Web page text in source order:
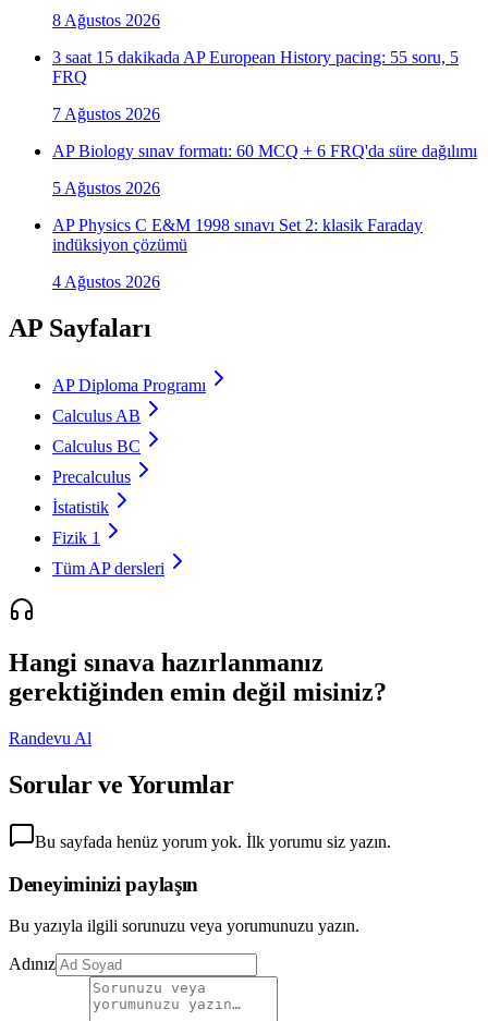
8 Ağustos 2026
3 saat 15 dakikada AP European History pacing: 55 soru, 5
FRQ
7 Ağustos 2026
AP Biology sınav formatı: 60 MCQ + 6 FRQ'da süre dağılımı
5 Ağustos 2026
AP Physics C E&M 1998 sınavı Set 2: klasik Faraday
indüksiyon çözümü
4 Ağustos 2026
AP Sayfaları
AP Diploma Programı
Calculus AB
Calculus BC
Precalculus
İstatistik
Fizik 1
Tüm AP dersleri
Hangi sınava hazırlanmanız
gerektiğinden emin değil misiniz?
Randevu Al
Sorular ve Yorumlar
Bu sayfada henüz yorum yok. İlk yorumu siz yazın.
Deneyiminizi paylaşın
Bu yazıyla ilgili sorunuzu veya yorumunuzu yazın.
Adınız